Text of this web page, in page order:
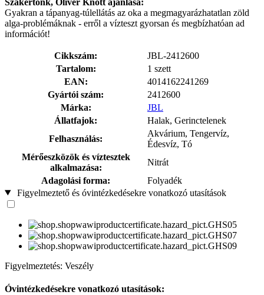
Gyakran a tápanyag-túlellátás az oka a megmagyarázhatatlan zöld
alga-problémáknak - erről a vízteszt gyorsan és megbízhatóan ad
információt!
Cikkszám:
JBL-2412600
Tartalom:
1 szett
EAN:
4014162241269
Gyártói szám:
2412600
Márka:
JBL
Állatfajok:
Halak, Gerinctelenek
Felhasználás:
Akvárium, Tengervíz,
Édesvíz, Tó
Mérőeszközök és víztesztek
alkalmazása:
Nitrát
Adagolási forma:
Folyadék
Figyelmeztető és óvintézkedésekre vonatkozó utasítások
Figyelmeztetés: Veszély
Óvintézkedésekre vonatkozó utasítások: